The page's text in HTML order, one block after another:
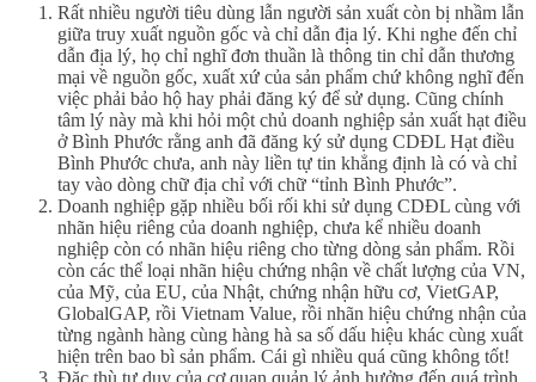
Rất nhiều người tiêu dùng lẫn người sản xuất còn bị nhầm lẫn
giữa truy xuất nguồn gốc và chỉ dẫn địa lý. Khi nghe đến chỉ
dẫn địa lý, họ chỉ nghĩ đơn thuần là thông tin chỉ dẫn thương
mại về nguồn gốc, xuất xứ của sản phẩm chứ không nghĩ đến
việc phải bảo hộ hay phải đăng ký để sử dụng. Cũng chính
tâm lý này mà khi hỏi một chủ doanh nghiệp sản xuất hạt điều
ở Bình Phước rằng anh đã đăng ký sử dụng CDĐL Hạt điều
Bình Phước chưa, anh này liền tự tin khẳng định là có và chỉ
tay vào dòng chữ địa chỉ với chữ “tỉnh Bình Phước”.
Doanh nghiệp gặp nhiều bối rối khi sử dụng CDĐL cùng với
nhãn hiệu riêng của doanh nghiệp, chưa kể nhiều doanh
nghiệp còn có nhãn hiệu riêng cho từng dòng sản phẩm. Rồi
còn các thể loại nhãn hiệu chứng nhận về chất lượng của VN,
của Mỹ, của EU, của Nhật, chứng nhận hữu cơ, VietGAP,
GlobalGAP, rồi Vietnam Value, rồi nhãn hiệu chứng nhận của
từng ngành hàng cùng hàng hà sa số dấu hiệu khác cùng xuất
hiện trên bao bì sản phẩm. Cái gì nhiều quá cũng không tốt!
Đặc thù tư duy của cơ quan quản lý ảnh hưởng đến quá trình